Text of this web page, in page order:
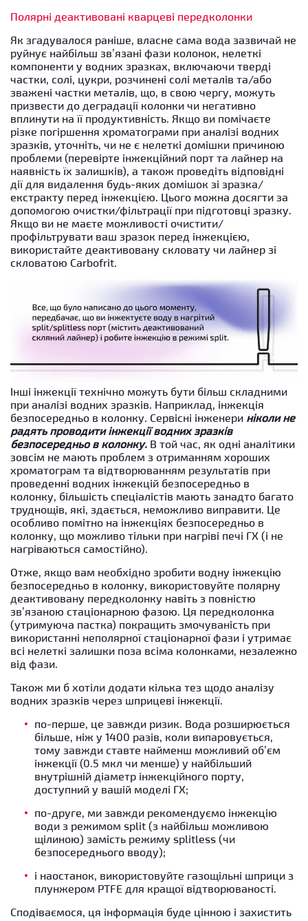
Полярні деактивовані кварцеві передколонки
Як згадувалося раніше, власне сама вода зазвичай не
руйнує найбільш зв’язані фази колонок, нелеткі
компоненти у водних зразках, включаючи тверді
частки, солі, цукри, розчинені солі металів та/або
зважені частки металів, що, в свою чергу, можуть
призвести до деградації колонки чи негативно
вплинути на її продуктивність. Якщо ви помічаєте
різке погіршення хроматограми при аналізі водних
зразків, уточніть, чи не є нелеткі домішки причиною
проблеми (перевірте інжекційний порт та лайнер на
наявність їх залишків), а також проведіть відповідні
дії для видалення будь-яких домішок зі зразка/
екстракту перед інжекцією. Цього можна досягти за
допомогою очистки/фільтрації при підготовці зразку.
Якщо ви не маєте можливості очистити/
профільтрувати ваш зразок перед інжекцією,
використайте деактивовану скловату чи лайнер зі
скловатою Carbofrit.
Інші інжекції технічно можуть бути більш складними
при аналізі водних зразків. Наприклад, інжекція
безпосередньо в колонку. Сервісні інженери ніколи не
радять проводити інжекції водних зразків
безпосередньо в колонку. В той час, як одні аналітики
зовсім не мають проблем з отриманням хороших
хроматограм та відтворюванням результатів при
проведенні водних інжекцій безпосередньо в
колонку, більшість спеціалістів мають занадто багато
труднощів, які, здається, неможливо виправити. Це
особливо помітно на інжекціях безпосередньо в
колонку, що можливо тільки при нагріві печі ГХ (і не
нагріваються самостійно).
Отже, якщо вам необхідно зробити водну інжекцію
безпосередньо в колонку, використовуйте полярну
деактивовану передколонку навіть з повністю
зв’язаною стаціонарною фазою. Ця передколонка
(утримуюча пастка) покращить змочуваність при
використанні неполярної стаціонарної фази і утримає
всі нелеткі залишки поза всіма колонками, незалежно
від фази.
Також ми б хотіли додати кілька тез щодо аналізу
водних зразків через шприцеві інжекції.
по-перше, це завжди ризик. Вода розширюється
більше, ніж у 1400 разів, коли випаровується,
тому завжди ставте найменш можливий об’єм
інжекції (0.5 мкл чи менше) у найбільший
внутрішній діаметр інжекційного порту,
доступний у вашій моделі ГХ;
по-друге, ми завжди рекомендуємо інжекцію
води з режимом split (з найбільш можливою
щілиною) замість режиму splitless (чи
безпосереднього вводу);
і наостанок, використовуйте газощільні шприци з
плунжером PTFE для кращої відтворюваності.
Сподіваємося, ця інформація буде цінною і захистить